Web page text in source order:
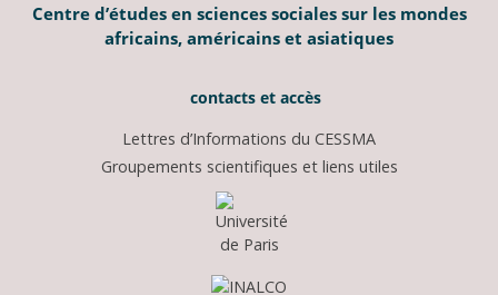
Centre d’études en sciences sociales sur les mondes
africains, américains et asiatiques
contacts et accès
Lettres d’Informations du CESSMA
Groupements scientifiques et liens utiles